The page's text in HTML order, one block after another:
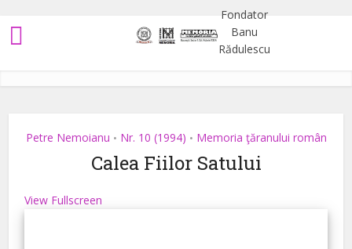
Petre Nemoianu • Nr. 10 (1994) • Memoria ţăranului român
Calea Fiilor Satului
View Fullscreen
Skip